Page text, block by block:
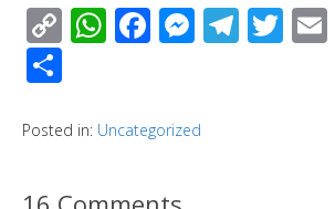
C
y
W
s
F
b
M
e
T T
ar
Posted in: Uncategorized